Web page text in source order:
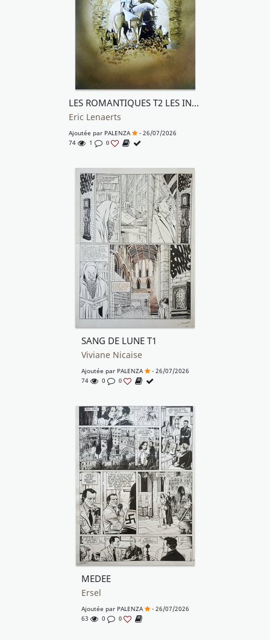
LES ROMANTIQUES T2 LES INITIES couleur directe
Eric Lenaerts
Ajoutée par PALENZA
- 26/07/2026
74
1 0
SANG DE LUNE T1
Viviane Nicaise
Ajoutée par PALENZA
- 26/07/2026
74
0 0
MEDEE
Ersel
Ajoutée par PALENZA
- 26/07/2026
63
0 0